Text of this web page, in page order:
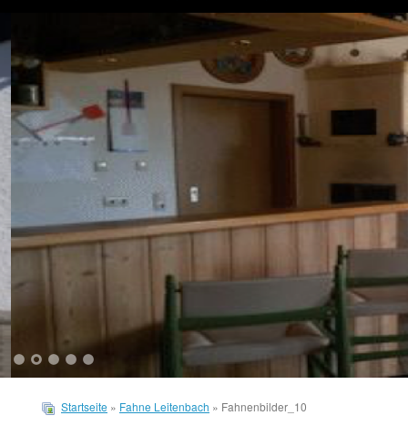
Startseite » Fahne Leitenbach » Fahnenbilder_10